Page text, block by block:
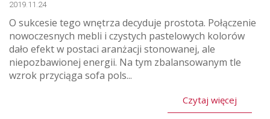
2019.11.24
O sukcesie tego wnętrza decyduje prostota. Połączenie
nowoczesnych mebli i czystych pastelowych kolorów
dało efekt w postaci aranżacji stonowanej, ale
niepozbawionej energii. Na tym zbalansowanym tle
wzrok przyciąga sofa pols...
Czytaj więcej